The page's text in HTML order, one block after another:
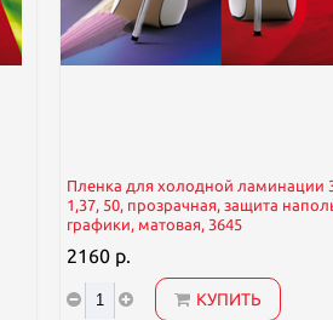
Пленка для холодной ламинации
1,37, 50, прозрачная, защита
графики, матовая, 3645
2160 р.
КУПИТЬ